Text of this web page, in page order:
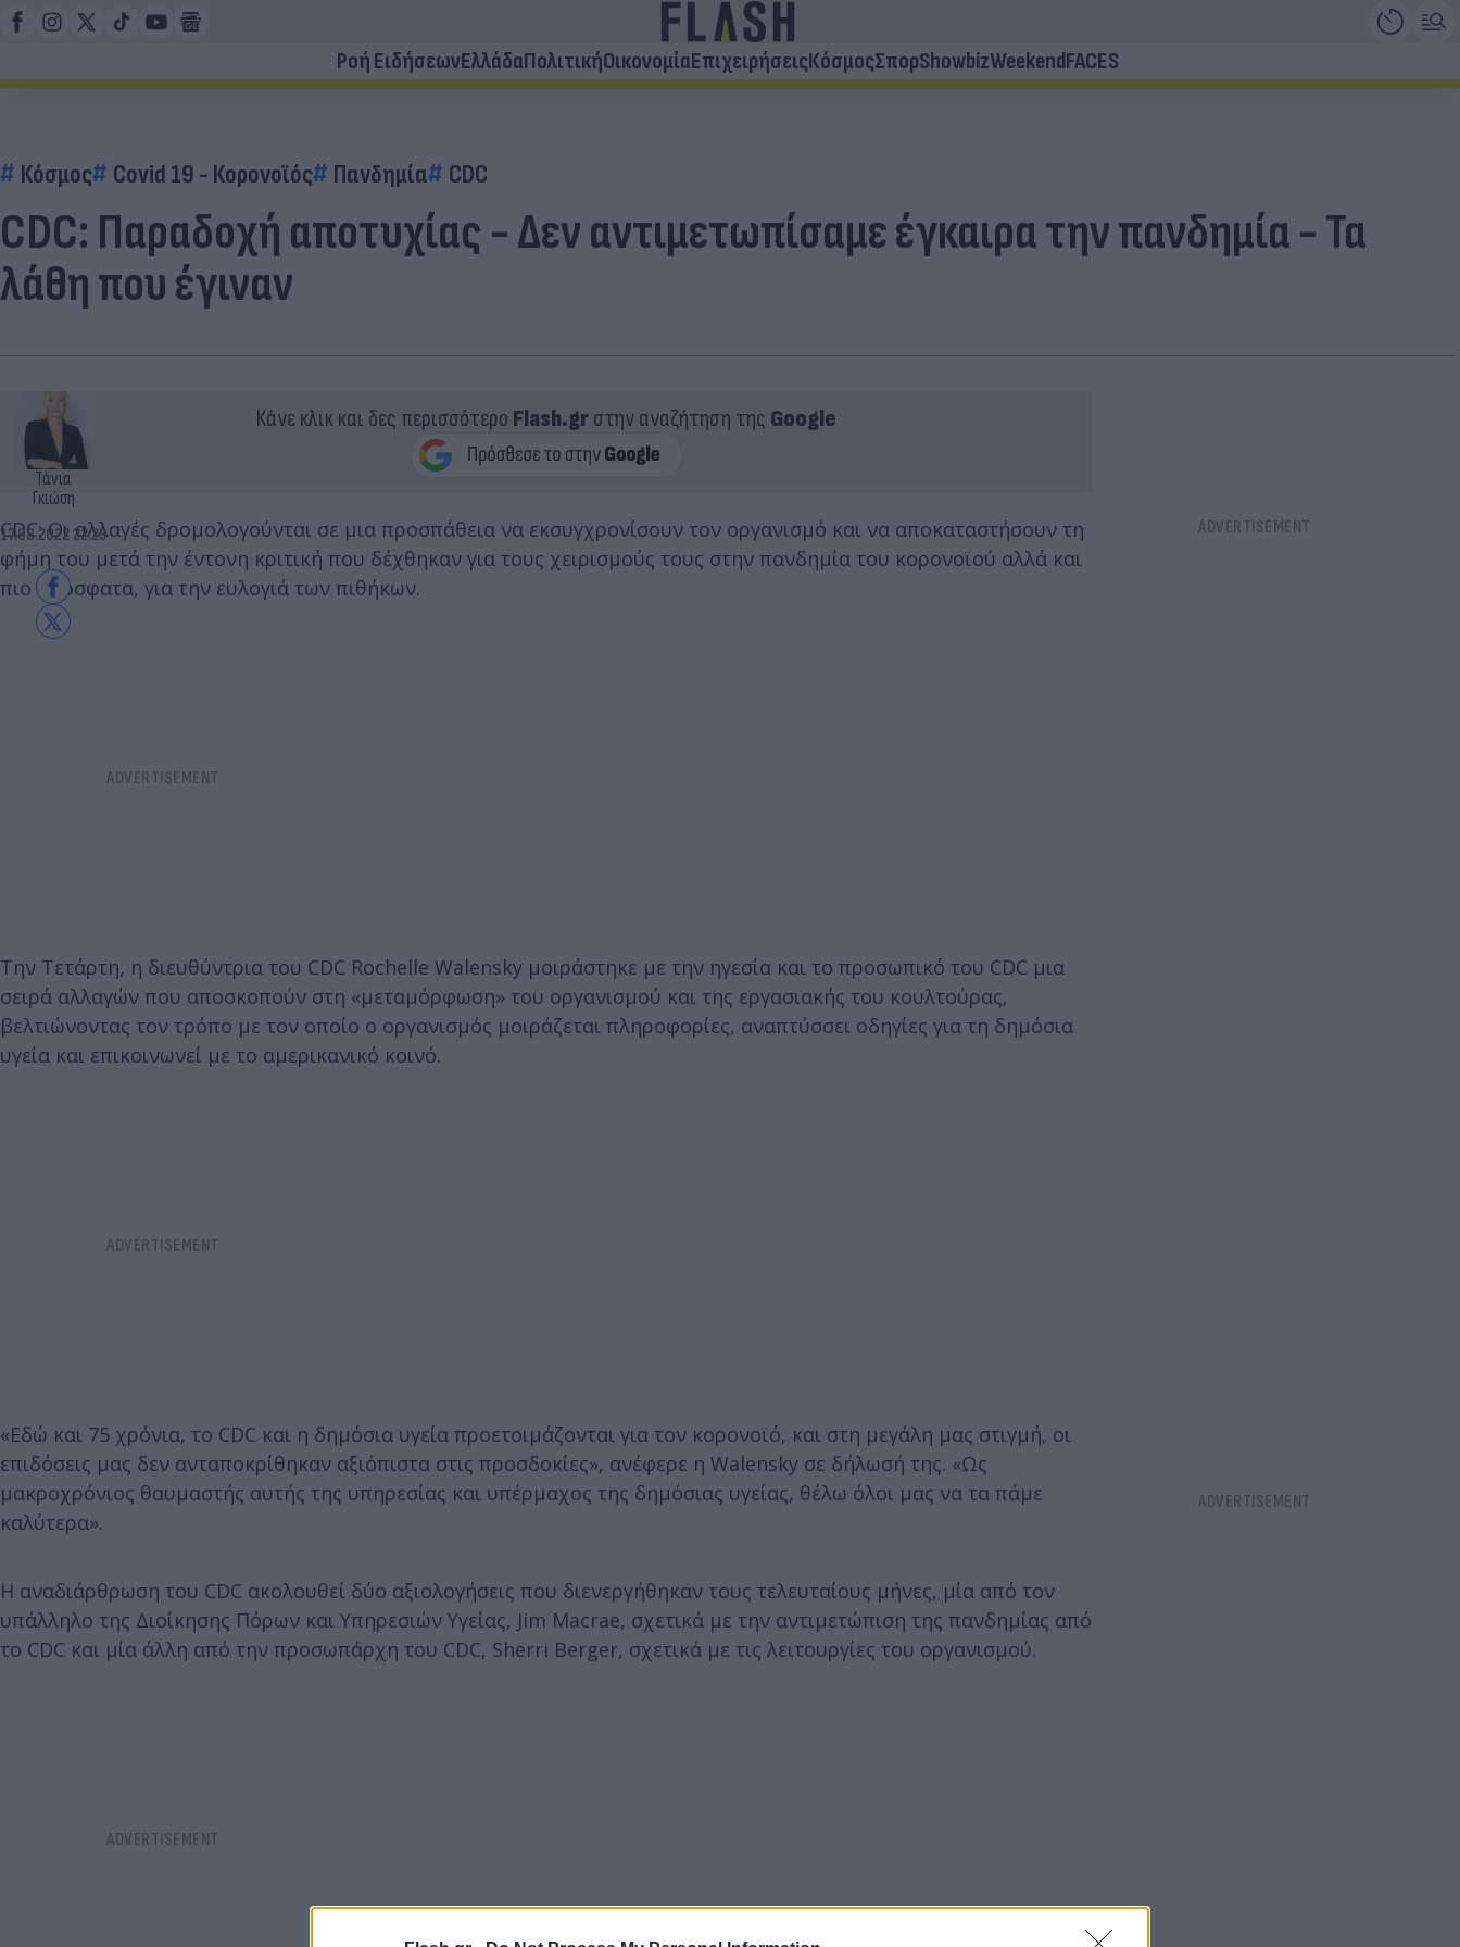
Ροή ΕιδήσεωνΕλλάδαΠολιτικήΟικονομίαΕπιχειρήσειςΚόσμοςΣπορShowbizWeekendFACES
Κόσμος Covid 19 - Κορονοϊός Πανδημία CDC
CDC: Παραδοχή αποτυχίας - Δεν αντιμετωπίσαμε έγκαιρα την πανδημία - Τα
λάθη που έγιναν
Τάνια
Γκιώση
17.08.2022 22:23
Κάνε κλικ και δες περισσότερο Flash.grστην αναζήτηση της Google
CDC: Οι αλλαγές δρομολογούνται σε μια προσπάθεια να εκσυγχρονίσουν τον οργανισμό και να αποκαταστήσουν τη
φήμη του μετά την έντονη κριτική που δέχθηκαν για τους χειρισμούς τους στην πανδημία του κορονοϊού αλλά και
πιο πρόσφατα, για την ευλογιά των πιθήκων.
Την Τετάρτη, η διευθύντρια του CDC Rochelle Walensky μοιράστηκε με την ηγεσία και το προσωπικό του CDC μια
σειρά αλλαγών που αποσκοπούν στη «μεταμόρφωση» του οργανισμού και της εργασιακής του κουλτούρας,
βελτιώνοντας τον τρόπο με τον οποίο ο οργανισμός μοιράζεται πληροφορίες, αναπτύσσει οδηγίες για τη δημόσια
υγεία και επικοινωνεί με το αμερικανικό κοινό.
«Εδώ και 75 χρόνια, το CDC και η δημόσια υγεία προετοιμάζονται για τον κορονοϊό, και στη μεγάλη μας στιγμή, οι
επιδόσεις μας δεν ανταποκρίθηκαν αξιόπιστα στις προσδοκίες», ανέφερε η Walensky σε δήλωσή της. «Ως
μακροχρόνιος θαυμαστής αυτής της υπηρεσίας και υπέρμαχος της δημόσιας υγείας, θέλω όλοι μας να τα πάμε
καλύτερα».
Η αναδιάρθρωση του CDC ακολουθεί δύο αξιολογήσεις που διενεργήθηκαν τους τελευταίους μήνες, μία από τον
υπάλληλο της Διοίκησης Πόρων και Υπηρεσιών Υγείας, Jim Macrae, σχετικά με την αντιμετώπιση της πανδημίας από
το CDC και μία άλλη από την προσωπάρχη του CDC, Sherri Berger, σχετικά με τις λειτουργίες του οργανισμού.